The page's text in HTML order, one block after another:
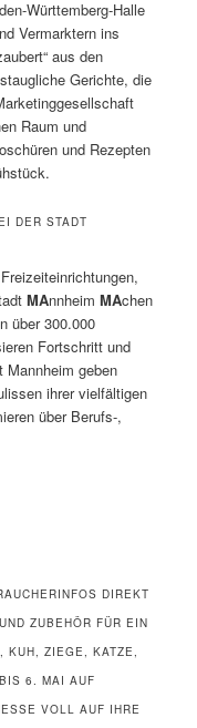
Württemberg-Halle
Vermarktern ins
aus den
Gerichte, die
Raum und
und Rezepten
DER STADT
MAnnheimMAchen
über 300.000
Fortschritt und
geben
ihrer vielfältigen
über Berufs-,
DIREKT
ZUBEHÖR FÜR EIN
KUH, ZIEGE, KATZE,
6. MAI AUF
VOLL AUF IHRE K